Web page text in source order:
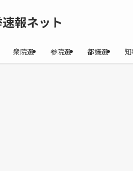
報ネット
衆院選 参院選 都議選